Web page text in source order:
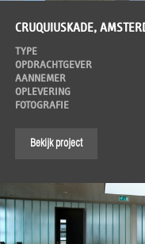
CRUQUIUSKADE,
TYPE
OPDRACHTGEVER
AANNEMER
OPLEVERING
FOTOGRAFIE
Bekijk project